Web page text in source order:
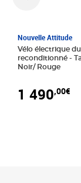
Nouvelle Attitude
Vélo électrique
reconditionné - Taille normale -
Noir/ Rouge
1 490,00€